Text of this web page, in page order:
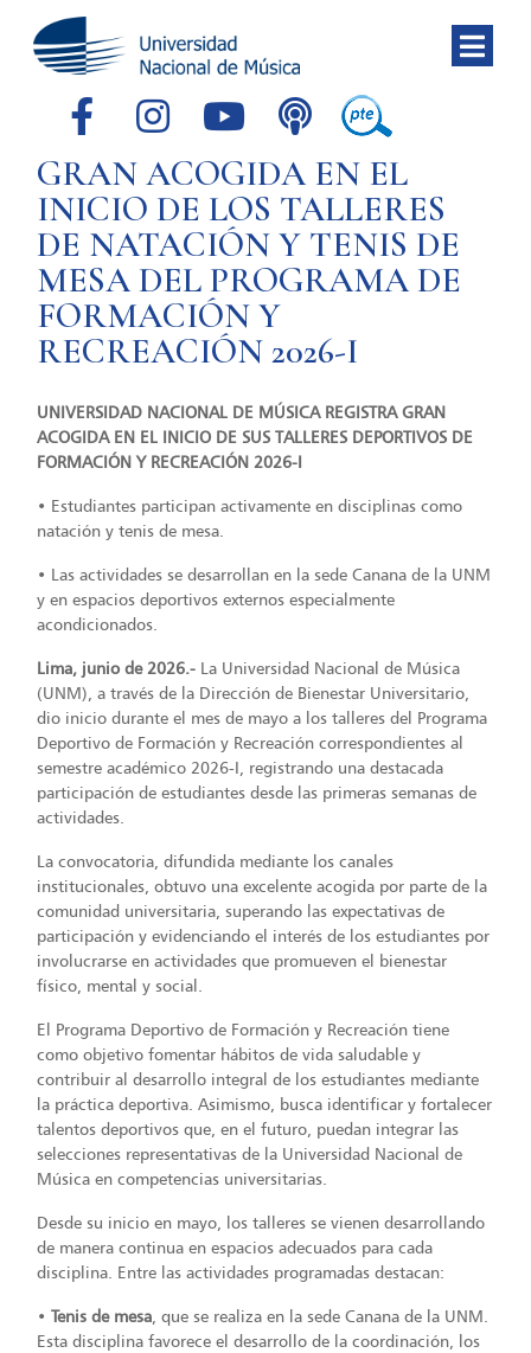
GRAN ACOGIDA EN EL
INICIO DE LOS TALLERES
DE NATACIÓN Y TENIS DE
MESA DEL PROGRAMA DE
FORMACIÓN Y
RECREACIÓN 2026-I
UNIVERSIDAD NACIONAL DE MÚSICA REGISTRA GRAN
ACOGIDA EN EL INICIO DE SUS TALLERES DEPORTIVOS DE
FORMACIÓN Y RECREACIÓN 2026-I
• Estudiantes participan activamente en disciplinas como
natación y tenis de mesa.
• Las actividades se desarrollan en la sede Canana de la UNM
y en espacios deportivos externos especialmente
acondicionados.
Lima, junio de 2026.- La Universidad Nacional de Música
(UNM), a través de la Dirección de Bienestar Universitario,
dio inicio durante el mes de mayo a los talleres del Programa
Deportivo de Formación y Recreación correspondientes al
semestre académico 2026-I, registrando una destacada
participación de estudiantes desde las primeras semanas de
actividades.
La convocatoria, difundida mediante los canales
institucionales, obtuvo una excelente acogida por parte de la
comunidad universitaria, superando las expectativas de
participación y evidenciando el interés de los estudiantes por
involucrarse en actividades que promueven el bienestar
físico, mental y social.
El Programa Deportivo de Formación y Recreación tiene
como objetivo fomentar hábitos de vida saludable y
contribuir al desarrollo integral de los estudiantes mediante
la práctica deportiva. Asimismo, busca identificar y fortalecer
talentos deportivos que, en el futuro, puedan integrar las
selecciones representativas de la Universidad Nacional de
Música en competencias universitarias.
Desde su inicio en mayo, los talleres se vienen desarrollando
de manera continua en espacios adecuados para cada
disciplina. Entre las actividades programadas destacan:
•Tenis de mesa , que se realiza en la sede Canana de la UNM.
Esta disciplina favorece el desarrollo de la coordinación, los